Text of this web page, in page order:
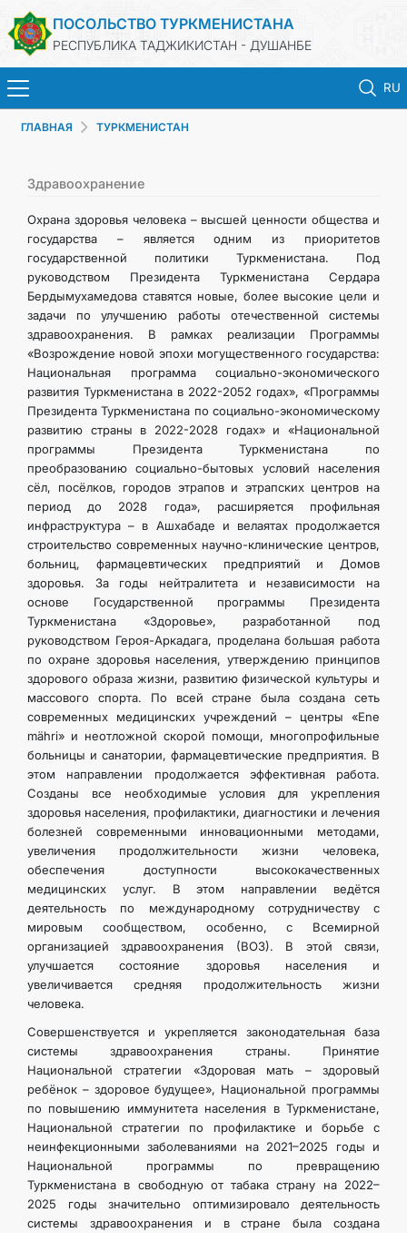
ПОСОЛЬСТВО ТУРКМЕНИСТАНА
РЕСПУБЛИКА ТАДЖИКИСТАН - ДУШАНБЕ
RU
ГЛАВНАЯ
КОНСУЛЬСКИЕ УСЛУГИ
МИД
КОНТАКТНЫЕ ДАННЫЕ
ГЛАВНАЯ ТУРКМЕНИСТАН
Здравоохранение
Охрана здоровья человека – высшей ценности общества и
государства – является одним из приоритетов
государственной политики Туркменистана. Под
руководством Президента Туркменистана Сердара
Бердымухамедова ставятся новые, более высокие цели и
задачи по улучшению работы отечественной системы
здравоохранения. В рамках реализации Программы
«Возрождение новой эпохи могущественного государства:
Национальная программа социально-экономического
развития Туркменистана в 2022-2052 годах», «Программы
Президента Туркменистана по социально-экономическому
развитию страны в 2022-2028 годах» и «Национальной
программы Президента Туркменистана по
преобразованию социально-бытовых условий населения
сёл, посёлков, городов этрапов и этрапских центров на
период до 2028 года», расширяется профильная
инфраструктура – в Ашхабаде и велаятах продолжается
строительство современных научно-клинические центров,
больниц, фармацевтических предприятий и Домов
здоровья. За годы нейтралитета и независимости на
основе Государственной программы Президента
Туркменистана «Здоровье», разработанной под
руководством Героя-Аркадага, проделана большая работа
по охране здоровья населения, утверждению принципов
здорового образа жизни, развитию физической культуры и
массового спорта. По всей стране была создана сеть
современных медицинских учреждений – центры «Ene
mähri» и неотложной скорой помощи, многопрофильные
больницы и санатории, фармацевтические предприятия. В
этом направлении продолжается эффективная работа.
Созданы все необходимые условия для укрепления
здоровья населения, профилактики, диагностики и лечения
болезней современными инновационными методами,
увеличения продолжительности жизни человека,
обеспечения доступности высококачественных
медицинских услуг. В этом направлении ведётся
деятельность по международному сотрудничеству с
мировым сообществом, особенно, с Всемирной
организацией здравоохранения (ВОЗ). В этой связи,
улучшается состояние здоровья населения и
увеличивается средняя продолжительность жизни
человека.
Совершенствуется и укрепляется законодательная база
системы здравоохранения страны. Принятие
Национальной стратегии «Здоровая мать – здоровый
ребёнок – здоровое будущее», Национальной программы
по повышению иммунитета населения в Туркменистане,
Национальной стратегии по профилактике и борьбе с
неинфекционными заболеваниями на 2021–2025 годы и
Национальной программы по превращению
Туркменистана в свободную от табака страну на 2022–
2025 годы значительно оптимизировало деятельность
системы здравоохранения и в стране была создана